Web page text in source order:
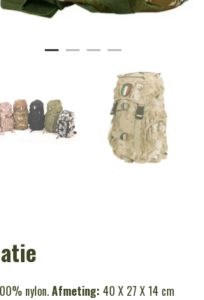
nylon.Afmeting: 40 X 27 X 14 cm